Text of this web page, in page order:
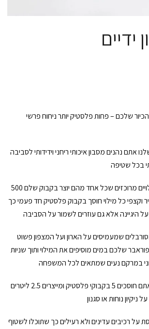
ידיים
שלכם – פחות פלסטיק יותר ניחוח פרשי
אתם נהנים מסבון איכותי ריחני וידידותי לסביבה
בכל שטיפה
כל אריזה מכילה 5 מילויים מרוכזים שכל אחד מהם יוצר בקבוק שלם 500
וקצפי כל מילוי חוסך בקבוק פלסטיק חד פעמי כך
היגיינה אלא גם עוזרים לשמור על הסביבה
שמעמיסים על הארון ועל המצפון פשוט
שלכם במים מוסיפים את המילוי ותוך שניות
במרקם נעים שמתאים לכל המשפחה
עם 5 מילויים באריזה אתם חוסכים 5 בקבוקי פלסטיק ומייצרים 2.5 ליטרים
נוחות או סגנון
על רכיבים עדינים ולא רעילים כך שתוכלו לשטוף